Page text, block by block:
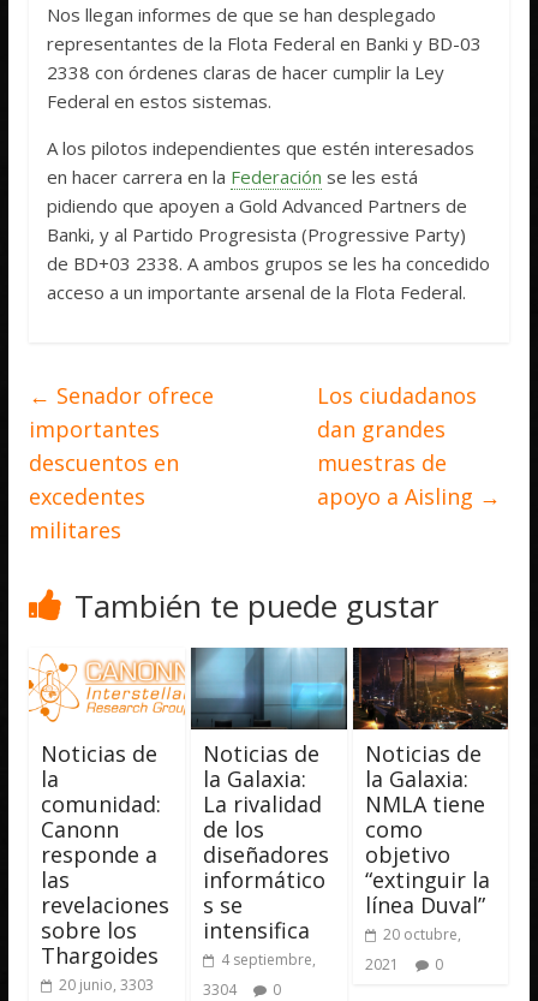
Nos llegan informes de que se han desplegado
representantes de la Flota Federal en Banki y BD-03
2338 con órdenes claras de hacer cumplir la Ley
Federal en estos sistemas.
A los pilotos independientes que estén interesados
en hacer carrera en la Federación se les está
pidiendo que apoyen a Gold Advanced Partners de
Banki, y al Partido Progresista (Progressive Party)
de BD+03 2338. A ambos grupos se les ha concedido
acceso a un importante arsenal de la Flota Federal.
← Senador ofrece
importantes
descuentos en
excedentes
militares
Los ciudadanos
dan grandes
muestras de
apoyo a Aisling →
También te puede gustar
Noticias de
la
comunidad:
Canonn
responde a
las
revelaciones
sobre los
Thargoides
20 junio, 3303
Noticias de
la Galaxia:
La rivalidad
de los
diseñadores
informático
s se
intensifica
4 septiembre,
3304
0
Noticias de
la Galaxia:
NMLA tiene
como
objetivo
“extinguir la
línea Duval”
20 octubre,
2021
0